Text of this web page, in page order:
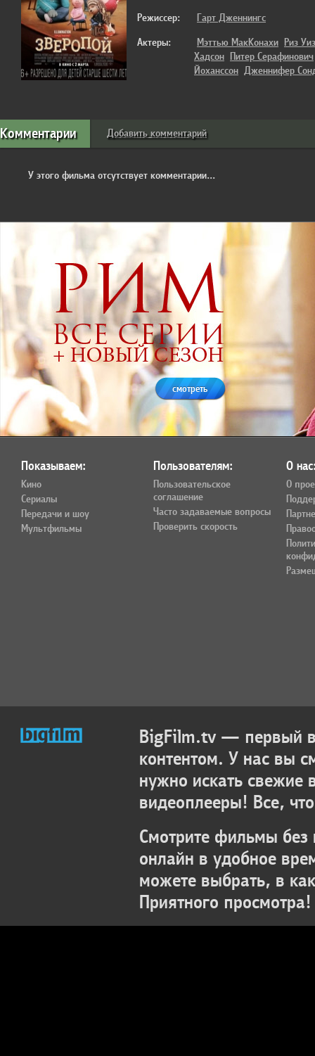
Режиссер:
Гарт Дженнингс
Актеры:
Мэттью МакКонахи Риз
Хадсон Питер Серафинович
Йоханссон Дженнифер
Комментарии Добавить комментарий
У этого фильма отсутствует комментарии...
смотреть
Показываем:
Кино
Сериалы
Передачи и шоу
Мультфильмы
Пользователям:
Пользовательское
соглашение
Часто задаваемые вопросы
Проверить скорость
О
О
BigFilm.tv — первый
контентом. У нас вы
нужно искать свежие
видеоплееры! Все,
Смотрите фильмы без
онлайн в удобное
можете выбрать, в
Приятного просмотра!